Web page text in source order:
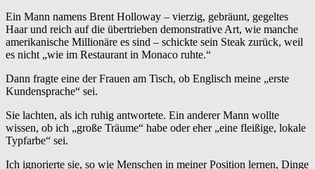
Ein Mann namens Brent Holloway – vierzig, gebräunt, gegeltes
Haar und reich auf die übertrieben demonstrative Art, wie manche
amerikanische Millionäre es sind – schickte sein Steak zurück, weil
es nicht „wie im Restaurant in Monaco ruhte.“
Dann fragte eine der Frauen am Tisch, ob Englisch meine „erste
Kundensprache“ sei.
Sie lachten, als ich ruhig antwortete. Ein anderer Mann wollte
wissen, ob ich „große Träume“ habe oder eher „eine fleißige, lokale
Typfarbe“ sei.
Ich ignorierte sie, so wie Menschen in meiner Position lernen, Dinge